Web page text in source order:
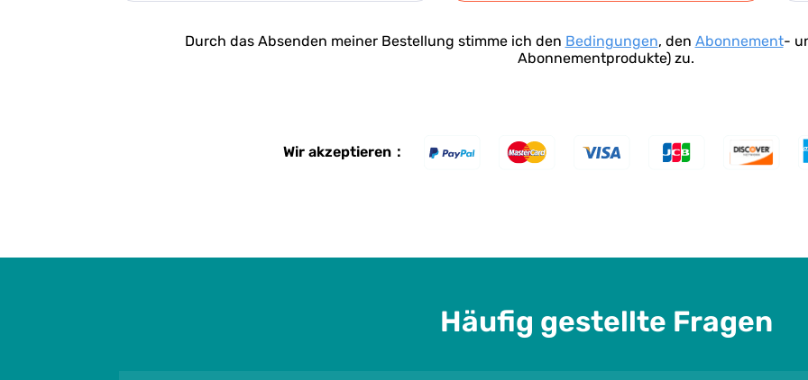
Durch das Absenden meiner Bestellung stimme ich den Bedingungen, den Abonnement-
Abonnementprodukte) zu.
Wir akzeptieren：
Häufig gestellte Fragen